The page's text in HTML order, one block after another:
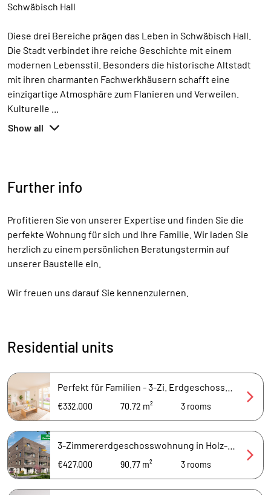
Schwäbisch Hall
Diese drei Bereiche prägen das Leben in Schwäbisch Hall.
Die Stadt verbindet ihre reiche Geschichte mit einem
modernen Lebensstil. Besonders die historische Altstadt
mit ihren charmanten Fachwerkhäusern schafft eine
einzigartige Atmosphäre zum Flanieren und Verweilen.
Kulturelle
Show all
Further info
Profitieren Sie von unserer Expertise und finden Sie die
perfekte Wohnung für sich und Ihre Familie. Wir laden Sie
herzlich zu einem persönlichen Beratungstermin auf
unserer Baustelle ein.
Wir freuen uns darauf Sie kennenzulernen.
Residential units
€332,000
70.72 m² 3 rooms
€427,000
90.77 m² 3 rooms